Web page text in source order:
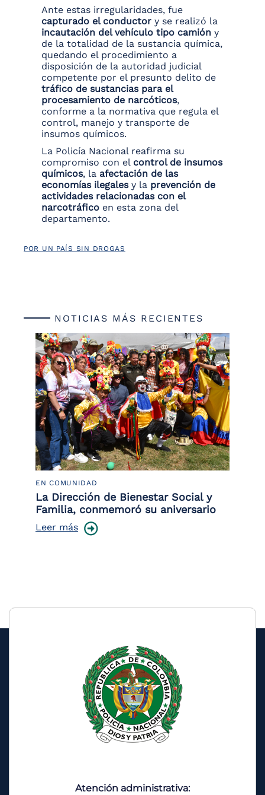
Ante estas irregularidades, fue
capturado el conductor y se realizó la
incautación del vehículo tipo camión y
de la totalidad de la sustancia química,
quedando el procedimiento a
disposición de la autoridad judicial
competente por el presunto delito de
tráfico de sustancias para el
procesamiento de narcóticos,
conforme a la normativa que regula el
control, manejo y transporte de
insumos químicos.
La Policía Nacional reafirma su
compromiso con el control de insumos
químicos, la afectación de las
economías ilegalesy la prevención de
actividades relacionadas con el
narcotráfico en esta zona del
departamento.
POR UN PAÍS SIN DROGAS
NOTICIAS MÁS RECIENTES
EN COMUNIDAD
La Dirección de Bienestar Social y
Familia, conmemoró su aniversario
Leer más
Atención administrativa: